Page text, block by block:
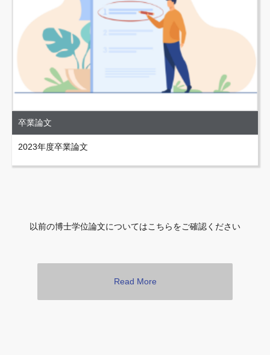
卒業論文
2023年度卒業論文
以前の博士学位論文についてはこちらをご確認ください
Read More